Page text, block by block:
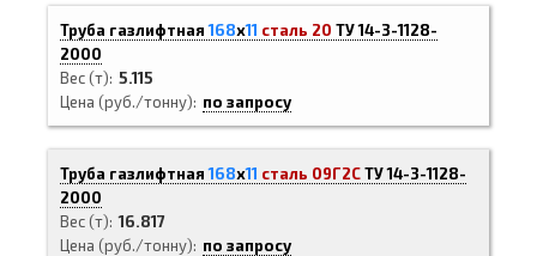
Труба газлифтная168х11 сталь 20 ТУ 14-3-1128-
2000
Вес (т) 5.115
Цена (руб./тонну)
по запросу
Труба газлифтная168х11 сталь 09Г2СТУ 14-3-1128-
2000
Вес (т) 16.817
Цена (руб./тонну)
по запросу